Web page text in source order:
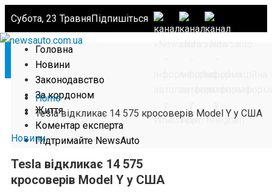
Субота, 23 ТравняПідпишіться
Головна
Новини
Законодавство
За кордоном
Життя
Коментар експерта
Підтримайте NewsAuto
Home
Tesla відкликає 14 575 кросоверів Model Y у США
Новини
Tesla відкликає 14 575
кросоверів Model Y у США